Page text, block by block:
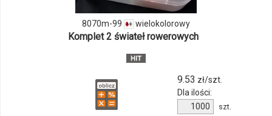
produktu
8070m-
99
8070m-99 wielokolorowy
Komplet 2 świateł rowerowych
9.53 zł/szt.
Dla ilości:
Ilość
szt.